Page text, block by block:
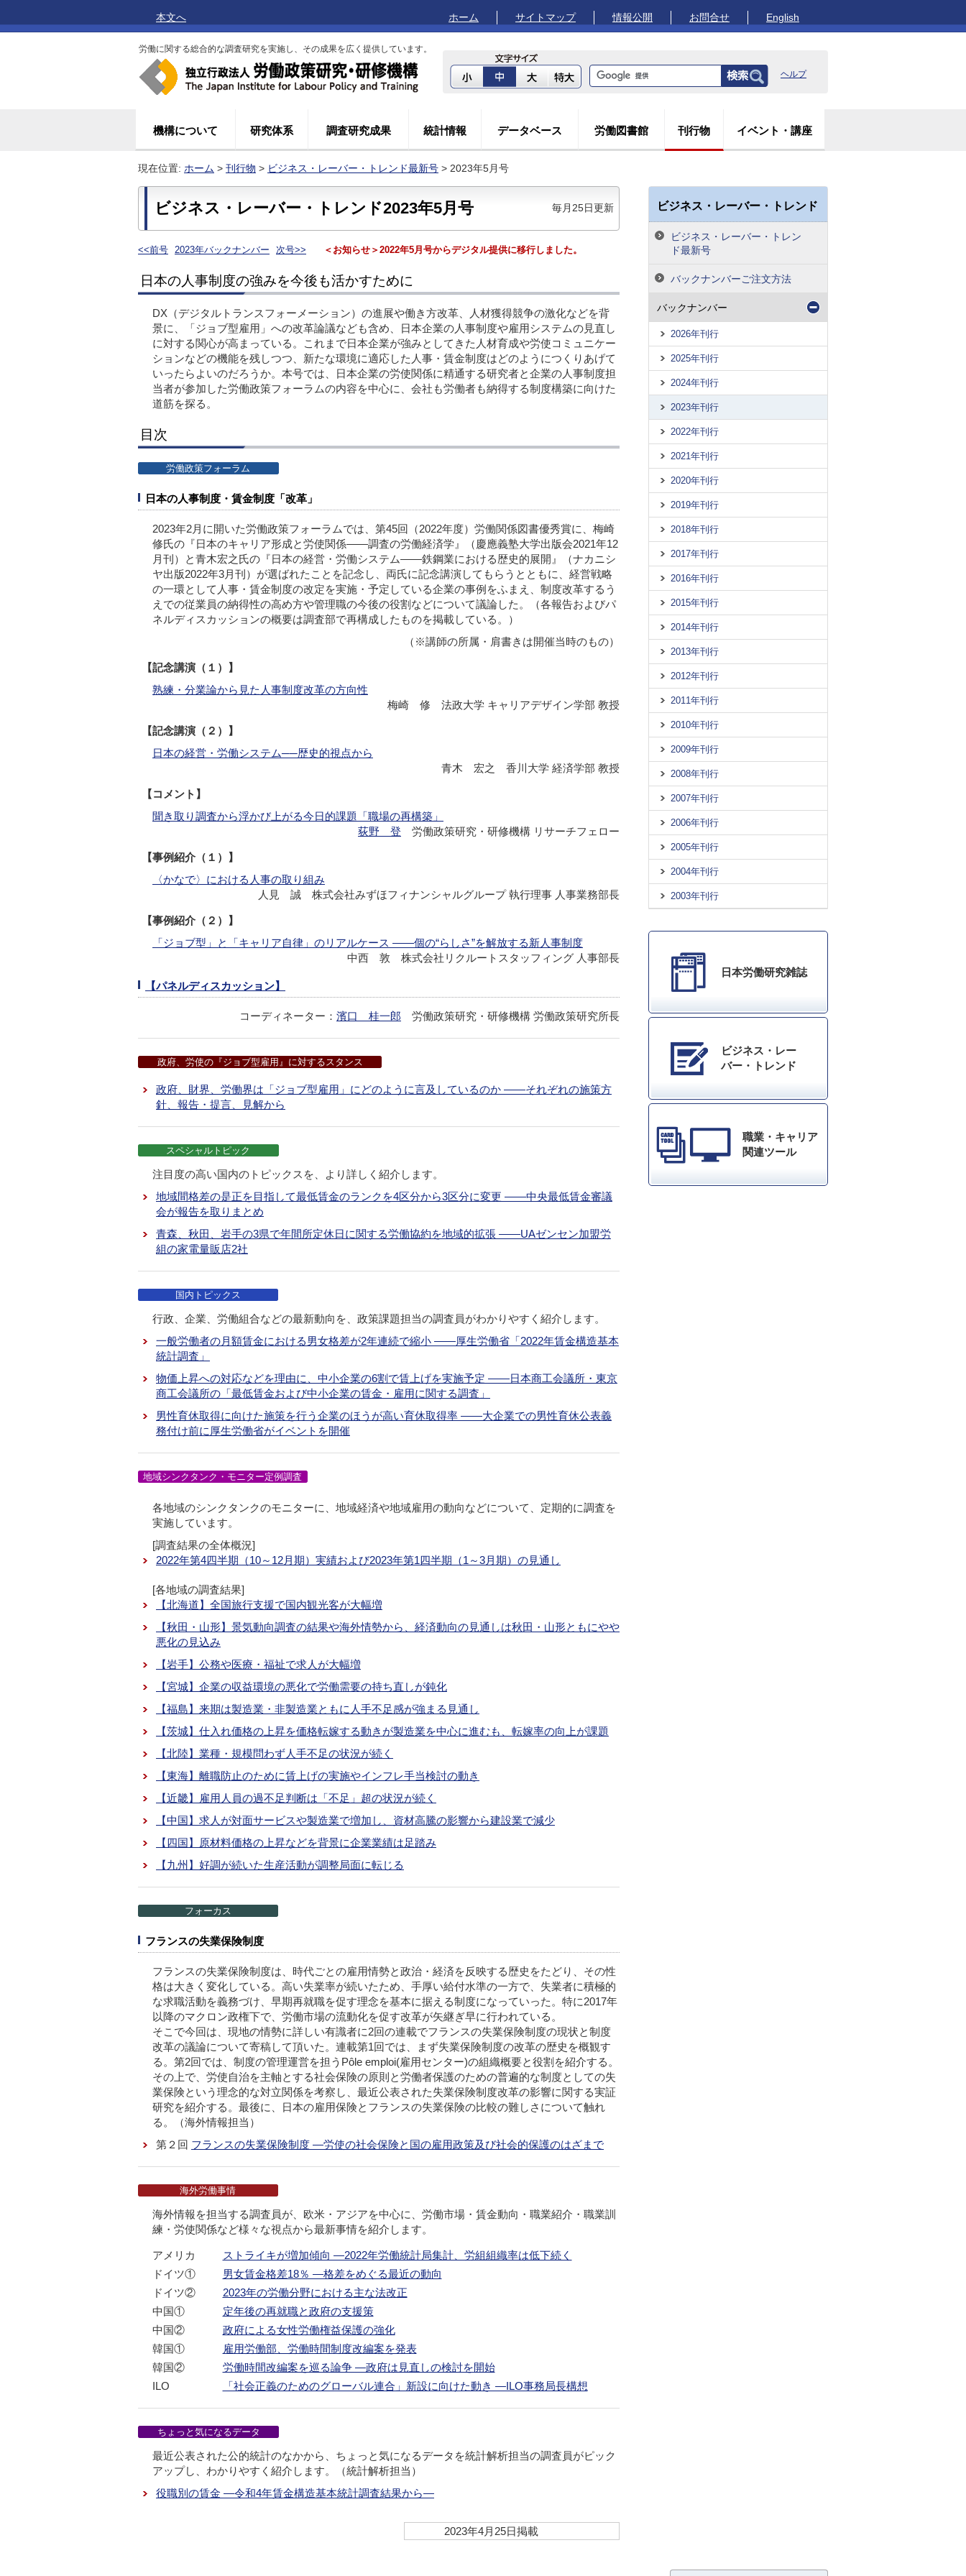
本文へ ホーム サイトマップ 情報公開 お問合せ English
労働に関する総合的な調査研究を実施し、その成果を広く提供しています。
ヘルプ
機構について 研究体系 調査研究成果 統計情報 データベース 労働図書館 刊行物 イベント・講座
現在位置: ホーム > 刊行物 > ビジネス・レーバー・トレンド最新号 > 2023年5月号
ビジネス・レーバー・トレンド2023年5月号 毎月25日更新
<<前号 2023年バックナンバー 次号>> ＜お知らせ＞2022年5月号からデジタル提供に移行しました。
日本の人事制度の強みを今後も活かすために
DX（デジタルトランスフォーメーション）の進展や働き方改革、人材獲得競争の激化などを背
景に、「ジョブ型雇用」への改革論議なども含め、日本企業の人事制度や雇用システムの見直し
に対する関心が高まっている。これまで日本企業が強みとしてきた人材育成や労使コミュニケー
ションなどの機能を残しつつ、新たな環境に適応した人事・賃金制度はどのようにつくりあげて
いったらよいのだろうか。本号では、日本企業の労使関係に精通する研究者と企業の人事制度担
当者が参加した労働政策フォーラムの内容を中心に、会社も労働者も納得する制度構築に向けた
道筋を探る。
目次
労働政策フォーラム
日本の人事制度・賃金制度「改革」
2023年2月に開いた労働政策フォーラムでは、第45回（2022年度）労働関係図書優秀賞に、梅崎
修氏の『日本のキャリア形成と労使関係――調査の労働経済学』（慶應義塾大学出版会2021年12
月刊）と青木宏之氏の『日本の経営・労働システム――鉄鋼業における歴史的展開』（ナカニシ
ヤ出版2022年3月刊）が選ばれたことを記念し、両氏に記念講演してもらうとともに、経営戦略
の一環として人事・賃金制度の改定を実施・予定している企業の事例をふまえ、制度改革するう
えでの従業員の納得性の高め方や管理職の今後の役割などについて議論した。（各報告およびパ
ネルディスカッションの概要は調査部で再構成したものを掲載している。）
（※講師の所属・肩書きは開催当時のもの）
【記念講演（１）】
熟練・分業論から見た人事制度改革の方向性
梅崎 修 法政大学 キャリアデザイン学部 教授
【記念講演（２）】
日本の経営・労働システム──歴史的視点から
青木 宏之 香川大学 経済学部 教授
【コメント】
聞き取り調査から浮かび上がる今日的課題「職場の再構築」
荻野 登 労働政策研究・研修機構 リサーチフェロー
【事例紹介（１）】
〈かなで〉における人事の取り組み
人見 誠 株式会社みずほフィナンシャルグループ 執行理事 人事業務部長
【事例紹介（２）】
「ジョブ型」と「キャリア自律」のリアルケース ――個の“らしさ”を解放する新人事制度
中西 敦 株式会社リクルートスタッフィング 人事部長
【パネルディスカッション】
コーディネーター： 濱口 桂一郎 労働政策研究・研修機構 労働政策研究所長
政府、労使の『ジョブ型雇用』に対するスタンス
政府、財界、労働界は「ジョブ型雇用」にどのように言及しているのか ――それぞれの施策方
針、報告・提言、見解から
スペシャルトピック
注目度の高い国内のトピックスを、より詳しく紹介します。
地域間格差の是正を目指して最低賃金のランクを4区分から3区分に変更 ――中央最低賃金審議
会が報告を取りまとめ
青森、秋田、岩手の3県で年間所定休日に関する労働協約を地域的拡張 ――UAゼンセン加盟労
組の家電量販店2社
国内トピックス
行政、企業、労働組合などの最新動向を、政策課題担当の調査員がわかりやすく紹介します。
一般労働者の月額賃金における男女格差が2年連続で縮小 ――厚生労働省「2022年賃金構造基本
統計調査」
物価上昇への対応などを理由に、中小企業の6割で賃上げを実施予定 ――日本商工会議所・東京
商工会議所の「最低賃金および中小企業の賃金・雇用に関する調査」
男性育休取得に向けた施策を行う企業のほうが高い育休取得率 ――大企業での男性育休公表義
務付け前に厚生労働省がイベントを開催
地域シンクタンク・モニター定例調査
各地域のシンクタンクのモニターに、地域経済や地域雇用の動向などについて、定期的に調査を
実施しています。
[調査結果の全体概況]
2022年第4四半期（10～12月期）実績および2023年第1四半期（1～3月期）の見通し
[各地域の調査結果]
【北海道】全国旅行支援で国内観光客が大幅増
【秋田・山形】景気動向調査の結果や海外情勢から、経済動向の見通しは秋田・山形ともにやや
悪化の見込み
【岩手】公務や医療・福祉で求人が大幅増
【宮城】企業の収益環境の悪化で労働需要の持ち直しが鈍化
【福島】来期は製造業・非製造業ともに人手不足感が強まる見通し
【茨城】仕入れ価格の上昇を価格転嫁する動きが製造業を中心に進むも、転嫁率の向上が課題
【北陸】業種・規模問わず人手不足の状況が続く
【東海】離職防止のために賃上げの実施やインフレ手当検討の動き
【近畿】雇用人員の過不足判断は「不足」超の状況が続く
【中国】求人が対面サービスや製造業で増加し、資材高騰の影響から建設業で減少
【四国】原材料価格の上昇などを背景に企業業績は足踏み
【九州】好調が続いた生産活動が調整局面に転じる
フォーカス
フランスの失業保険制度
フランスの失業保険制度は、時代ごとの雇用情勢と政治・経済を反映する歴史をたどり、その性
格は大きく変化している。高い失業率が続いたため、手厚い給付水準の一方で、失業者に積極的
な求職活動を義務づけ、早期再就職を促す理念を基本に据える制度になっていった。特に2017年
以降のマクロン政権下で、労働市場の流動化を促す改革が矢継ぎ早に行われている。
そこで今回は、現地の情勢に詳しい有識者に2回の連載でフランスの失業保険制度の現状と制度
改革の議論について寄稿して頂いた。連載第1回では、まず失業保険制度の改革の歴史を概観す
る。第2回では、制度の管理運営を担う Pôle emploi(雇用センター)の組織概要と役割を紹介する。
その上で、労使自治を主軸とする社会保険の原則と労働者保護のための普遍的な制度としての失
業保険という理念的な対立関係を考察し、最近公表された失業保険制度改革の影響に関する実証
研究を紹介する。最後に、日本の雇用保険とフランスの失業保険の比較の難しさについて触れ
る。（海外情報担当）
第２回 フランスの失業保険制度 ―労使の社会保険と国の雇用政策及び社会的保護のはざまで
海外労働事情
海外情報を担当する調査員が、欧米・アジアを中心に、労働市場・賃金動向・職業紹介・職業訓
練・労使関係など様々な視点から最新事情を紹介します。
アメリカ
ストライキが増加傾向 ―2022年労働統計局集計、労組組織率は低下続く
ドイツ①
男女賃金格差18％ ―格差をめぐる最近の動向
ドイツ②
2023年の労働分野における主な法改正
中国①
定年後の再就職と政府の支援策
中国②
政府による女性労働権益保護の強化
韓国①
雇用労働部、労働時間制度改編案を発表
韓国②
労働時間改編案を巡る論争 ―政府は見直しの検討を開始
ILO
「社会正義のためのグローバル連合」新設に向けた動き ―ILO事務局長構想
ちょっと気になるデータ
最近公表された公的統計のなかから、ちょっと気になるデータを統計解析担当の調査員がピック
アップし、わかりやすく紹介します。（統計解析担当）
役職別の賃金 ―令和4年賃金構造基本統計調査結果から―
2023年4月25日掲載
ビジネス・レーバー・トレンド
ビジネス・レーバー・トレン
ド最新号
バックナンバーご注文方法
バックナンバー
2026年刊行
2025年刊行
2024年刊行
2023年刊行
2022年刊行
2021年刊行
2020年刊行
2019年刊行
2018年刊行
2017年刊行
2016年刊行
2015年刊行
2014年刊行
2013年刊行
2012年刊行
2011年刊行
2010年刊行
2009年刊行
2008年刊行
2007年刊行
2006年刊行
2005年刊行
2004年刊行
2003年刊行
日本労働研究雑誌
ビジネス・レー
バー・トレンド
職業・キャリア
関連ツール